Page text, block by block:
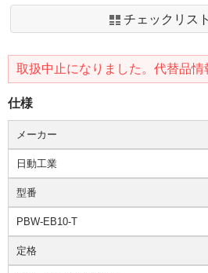
チェックリス
取扱中止になりました。代替品情
仕様
メーカー
日動工業
型番
PBW-EB10-T
定格